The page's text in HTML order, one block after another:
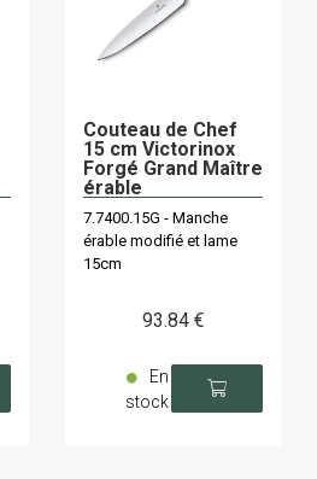
Couteau de Chef
15 cm Victorinox
Forgé Grand Maître
érable
7.7400.15G - Manche
érable modifié et lame
15cm
93.84 €
En
stock